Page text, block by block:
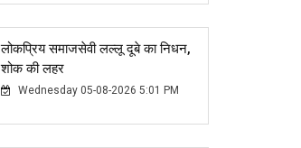
लोकप्रिय समाजसेवी लल्लू दूबे का निधन,
शोक की लहर
Wednesday 05-08-2026 5:01 PM